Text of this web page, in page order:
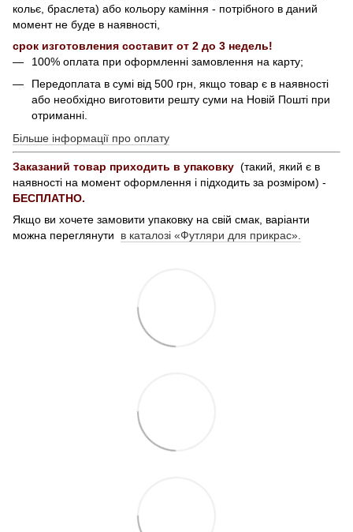
кольє, браслета) або кольору каміння - потрібного в даний
момент не буде в наявності,
срок изготовления составит от 2 до 3 недель!
100% оплата при оформленні замовлення на карту;
Передоплата в сумі від 500 грн, якщо товар є в наявності
або необхідно виготовити решту суми на Новій Пошті при
отриманні.
Більше інформації про оплату
Заказаний товар приходить в упаковку (такий, який є в
наявності на момент оформлення і підходить за розміром) -
БЕСПЛАТНО.
Якщо ви хочете замовити упаковку на свій смак, варіанти
можна переглянути в каталозі «Футляри для прикрас».